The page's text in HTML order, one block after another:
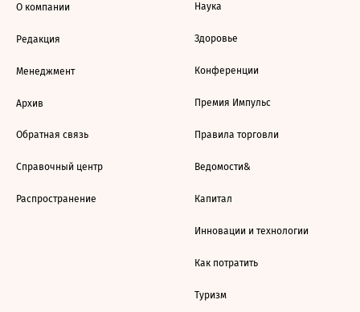
О компании
Редакция
Менеджмент
Архив
Обратная связь
Справочный центр
Распространение
Наука
Здоровье
Конференции
Премия Импульс
Правила торговли
Ведомости&
Капитал
Инновации и технологии
Как потратить
Туризм